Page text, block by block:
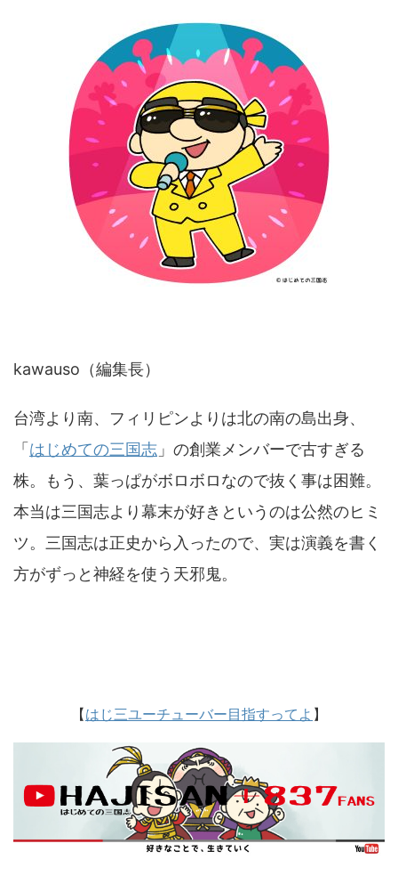
kawauso（編集長）
台湾より南、フィリピンよりは北の南の島出身、
「 はじめての三国志 」の創業メンバーで古すぎる
株。もう、葉っぱがボロボロなので抜く事は困難。
本当は三国志より幕末が好きというのは公然のヒミ
ツ。三国志は正史から入ったので、実は演義を書く
方がずっと神経を使う天邪鬼。
【はじ三ユーチューバー目指すってよ 】